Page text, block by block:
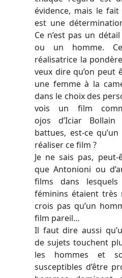
évidence, mais le fait
est une
Ce n’est pas un
ou un homme.
réalisatrice la
veux dire qu’on peut
une femme à la
dans le choix des
vois un film
ojos d’Iciar
battues, est-ce
réaliser ce film ?
Je ne sais pas,
que Antonioni ou
films dans lesquels
féminins étaient très
crois pas qu’un
film pareil…
Il faut dire aussi
de sujets touchent
les hommes et
susceptibles d’être